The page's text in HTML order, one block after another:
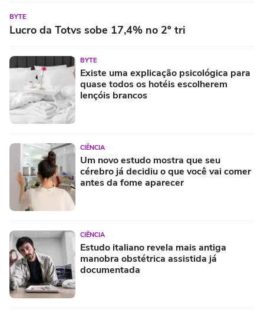
BYTE
Lucro da Totvs sobe 17,4% no 2º tri
BYTE
Existe uma explicação psicológica para
quase todos os hotéis escolherem
lençóis brancos
CIÊNCIA
Um novo estudo mostra que seu
cérebro já decidiu o que você vai comer
antes da fome aparecer
CIÊNCIA
Estudo italiano revela mais antiga
manobra obstétrica assistida já
documentada